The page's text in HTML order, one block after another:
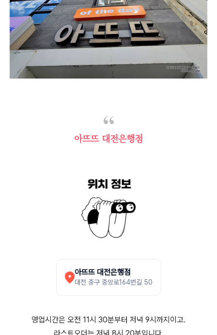
아뜨뜨 대전은행점
아뜨뜨 대전은행점
대전 중구 중앙로164번길 50
영업시간은 오전 11시 30분부터 저녁 9시까지이고.